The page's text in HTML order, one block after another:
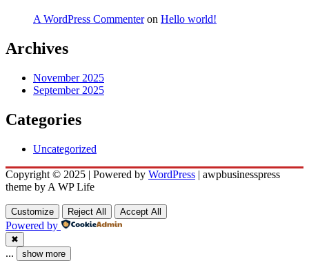
A WordPress Commenteron Hello world!
Archives
November 2025
September 2025
Categories
Uncategorized
Copyright © 2025 | Powered by WordPress | awpbusinesspress
theme by A WP Life
Customize Reject All Accept All
Powered by
✖
... show more